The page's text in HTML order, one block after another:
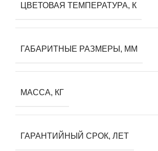
ЦВЕТОВАЯ ТЕМПЕРАТУРА, К
ГАБАРИТНЫЕ РАЗМЕРЫ, ММ
МАССА, КГ
ГАРАНТИЙНЫЙ СРОК, ЛЕТ